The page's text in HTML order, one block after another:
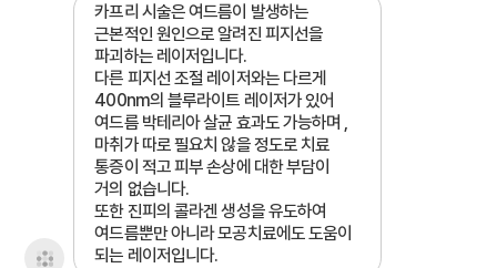
카프리 시술은 여드름이 발생하는
근본적인 원인으로 알려진 피지선을
파괴하는 레이저입니다.
다른 피지선 조절 레이저와는 다르게
400nm의 블루라이트 레이저가 있어
여드름 박테리아 살균 효과도 가능하며 ,
마취가 따로 필요치 않을 정도로 치료
통증이 적고 피부 손상에 대한 부담이
거의 없습니다.
또한 진피의 콜라겐 생성을 유도하여
여드름뿐만 아니라 모공치료에도 도움이
되는 레이저입니다.